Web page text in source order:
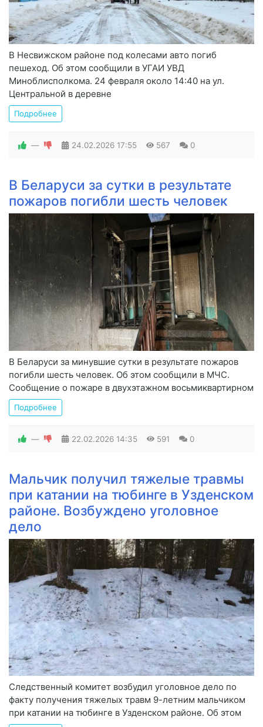
В Несвижском районе под колесами авто погиб
пешеход. Об этом сообщили в УГАИ УВД
Миноблисполкома. 24 февраля около 14:40 на ул.
Центральной в деревне
Подробнее
— 24.02.2026 17:55 567 0
В Беларуси за сутки в результате
пожаров погибли шесть человек
В Беларуси за минувшие сутки в результате пожаров
погибли шесть человек. Об этом сообщили в МЧС.
Сообщение о пожаре в двухэтажном восьмиквартирном
Подробнее
— 22.02.2026 14:35 591 0
Мальчик получил тяжелые травмы
при катании на тюбинге в Узденском
районе. Возбуждено уголовное
дело
Следственный комитет возбудил уголовное дело по
факту получения тяжелых травм 9-летним мальчиком
при катании на тюбинге в Узденском районе. Об этом